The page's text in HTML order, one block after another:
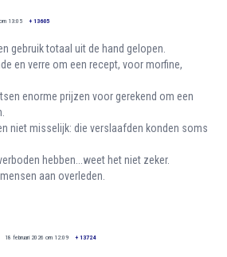
13:05 + 13605
gebruik totaal uit de hand gelopen.
en verre om een recept, voor morfine,
enorme prijzen voor gerekend om een
niet misselijk: die verslaafden konden soms
hebben...weet het niet zeker.
aan overleden.
18 februari 2026 om 12:09 + 13724